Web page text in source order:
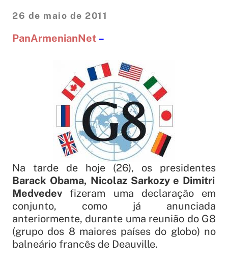
26 de maio de 2011
PanArmenianNet –
Na tarde de hoje (26), os presidentes
Barack Obama, Nicolaz Sarkozy e Dimitri
Medvedev fizeram uma declaração em
conjunto, como já anunciada
anteriormente, durante uma reunião do G8
(grupo dos 8 maiores países do globo) no
balneário francês de Deauville.